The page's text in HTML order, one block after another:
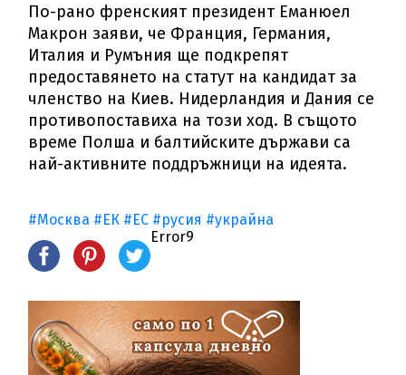
По-рано френският президент Еманюел
Макрон заяви, че Франция, Германия,
Италия и Румъния ще подкрепят
предоставянето на статут на кандидат за
членство на Киев. Нидерландия и Дания се
противопоставиха на този ход. В същото
време Полша и балтийските държави са
най-активните поддръжници на идеята.
#Москва #ЕК #ЕС #русия #украйна
Error9